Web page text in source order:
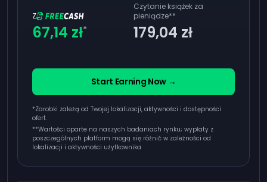
Z
67,14 zł*
Czytanie książek za
pieniądze**
179,04 zł
Start Earning Now →
*Zarobki zależą od Twojej lokalizacji, aktywności i dostępności
ofert.
**Wartości oparte na naszych badaniach rynku; wypłaty z
poszczególnych platform mogą się różnić w zależności od
lokalizacji i aktywności użytkownika